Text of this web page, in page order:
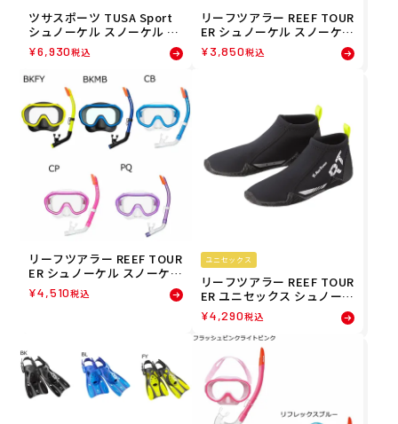
ツサスポーツ TUSA Sport
シュノーケル スノーケル シ
ュノーケリングセット2点
(大人用) UC0109 メンズ レ
ディース ユニセックス
¥6,930税込
リーフツアラー REEF TOUR
ER シュノーケル スノーケル
マリン グローブ 大人用 RA0
203 メンズ レディース ユニ
¥3,850税込
リーフツアラー REEF TOUR
ER シュノーケル スノーケル
シュノーケリング 2点セット
RC0210 ジュニア キッズ 子
¥4,510税込
ユニセックス
リーフツアラー REEF TOUR
ER ユニセックス シュノーケ
ル マリン シューズ RA0107
¥4,290税込